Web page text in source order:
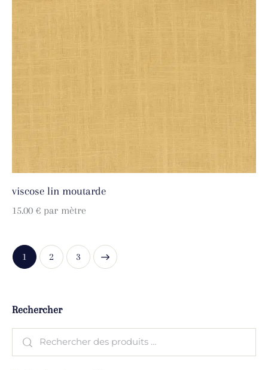
viscose lin moutarde
15.00 € par mètre
1 2 3
→
Rechercher